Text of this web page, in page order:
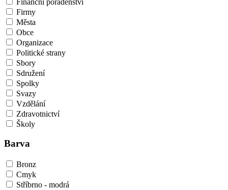
Firmy
Města
Obce
Organizace
Politické strany
Sbory
Sdružení
Spolky
Svazy
Vzdělání
Zdravotnictví
Školy
Barva
Bronz
Cmyk
Stříbrno - modrá